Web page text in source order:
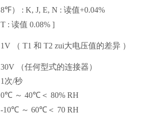
8℉） : K, J, E, N :读值+0.04%
T :读值0.08% ]
1V （ T1和T2zui大电压值的差异 ）
30V （任何型式的连接器）
1 次/秒
0℃ ～40℃ ＜80% RH
-10℃ ～60℃ ＜ 70 RH